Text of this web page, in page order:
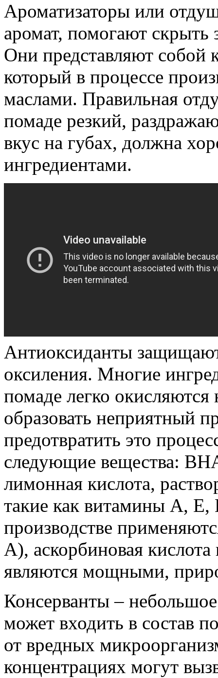
Ароматизаторы или
аромат, помогают
Они представляют собой
который в процессе
маслами. Правильная
помаде резкий,
вкус на губах, должна
ингредиентами.
Антиоксиданты
оксиления. Многие
помаде легко окисляются
образовать неприятный
предотвратить это
следующие вещества:
лимонная кислота,
такие как витамины А,
производстве
А), аскорбиновая
являются мощными,
Консерванты –
может входить в состав
от вредных
концентрациях могут